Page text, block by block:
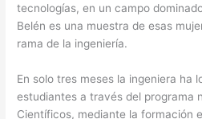
tecnologías, en un campo
Belén es una muestra de esas
rama de la ingeniería.
En solo tres meses la ingeniera ha
estudiantes a través del programa
Científicos, mediante la formación